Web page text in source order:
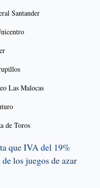
Santander
Las Malocas
de Toros
que IVA del 19%
los juegos de azar